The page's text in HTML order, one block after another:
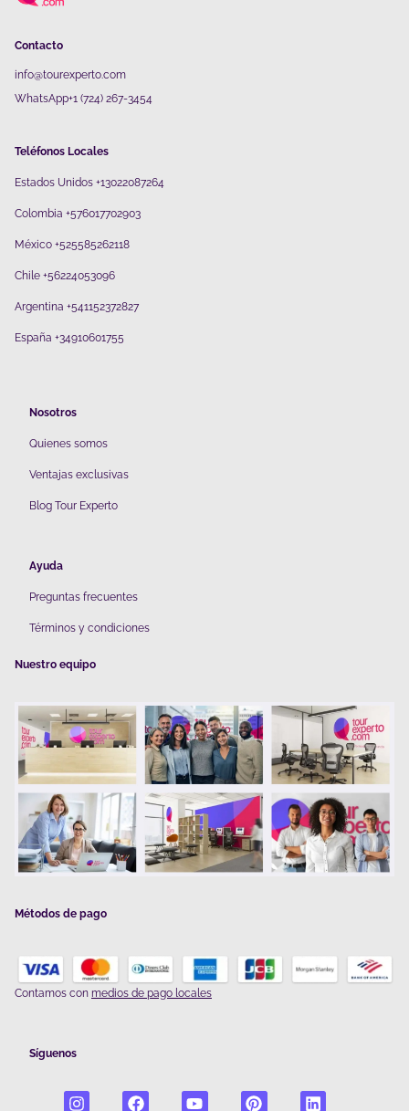
Contacto
info@tourexperto.com
WhatsApp+1 (724) 267-3454
Teléfonos Locales
Estados Unidos +13022087264
Colombia +576017702903
México +525585262118
Chile +56224053096
Argentina +541152372827
España +34910601755
Nosotros
Quienes somos
Ventajas exclusivas
Blog Tour Experto
Ayuda
Preguntas frecuentes
Términos y condiciones
Nuestro equipo
Métodos de pago
Contamos con medios de pago locales
Síguenos